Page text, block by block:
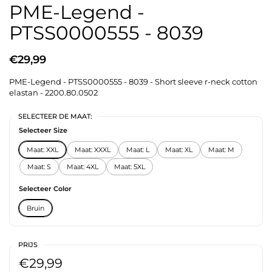
PME-Legend -
PTSS0000555 - 8039
€29,99
PME-Legend - PTSS0000555 - 8039 - Short sleeve r-neck cotton
elastan - 2200.80.0502
SELECTEER DE MAAT:
Selecteer Size
Maat: XXL Maat: XXXL Maat: L Maat: XL
Maat: M
Maat: S
Maat: 4XL Maat: 5XL
Selecteer Color
Bruin
PRIJS
€29,99